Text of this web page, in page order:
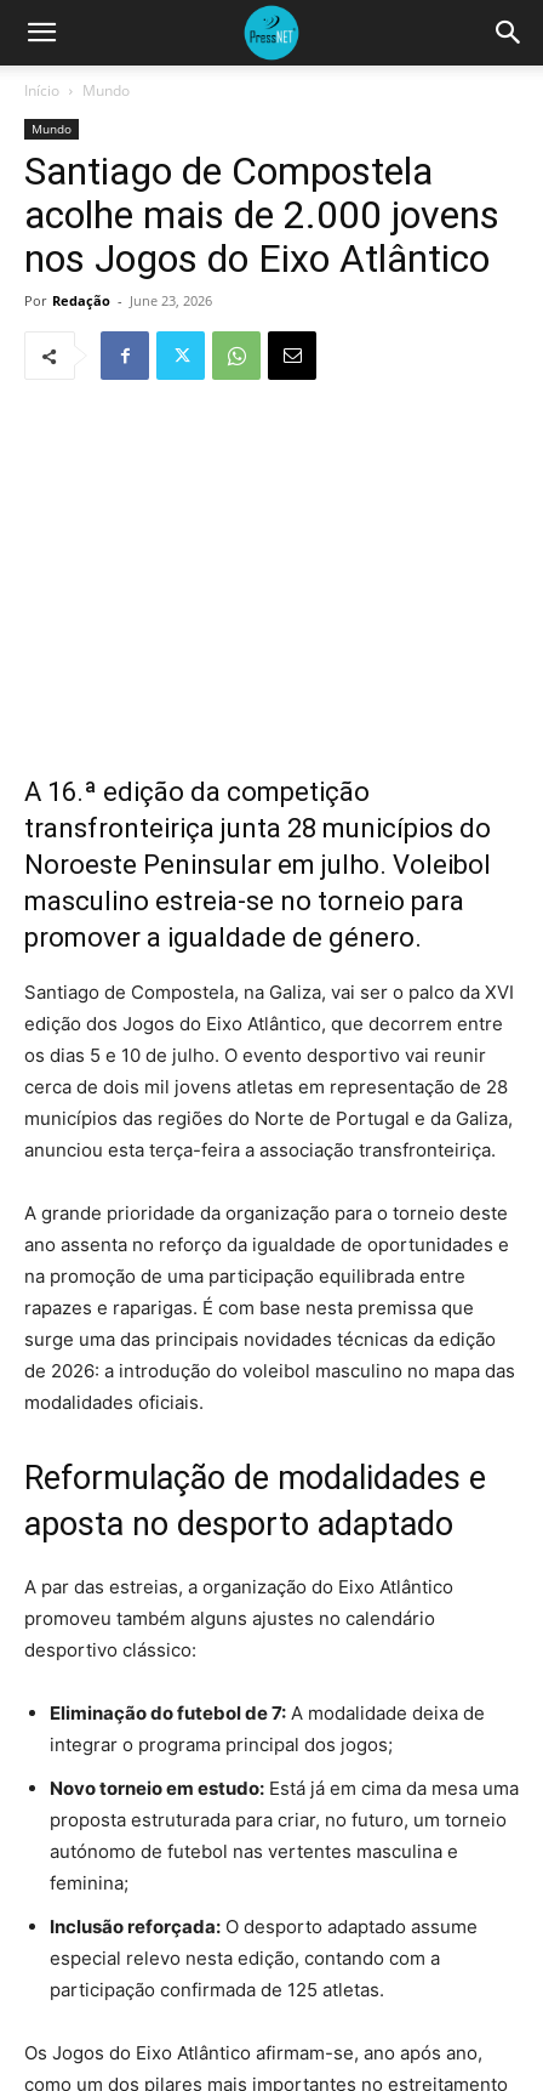
Início Mundo
Mundo
Santiago de Compostela
acolhe mais de 2.000 jovens
nos Jogos do Eixo Atlântico
Por Redação - June 23, 2026
A 16.ª edição da competição
transfronteiriça junta 28 municípios do
Noroeste Peninsular em julho. Voleibol
masculino estreia-se no torneio para
promover a igualdade de género.
Santiago de Compostela, na Galiza, vai ser o palco da XVI
edição dos Jogos do Eixo Atlântico, que decorrem entre
os dias 5 e 10 de julho. O evento desportivo vai reunir
cerca de dois mil jovens atletas em representação de 28
municípios das regiões do Norte de Portugal e da Galiza,
anunciou esta terça-feira a associação transfronteiriça.
A grande prioridade da organização para o torneio deste
ano assenta no reforço da igualdade de oportunidades e
na promoção de uma participação equilibrada entre
rapazes e raparigas. É com base nesta premissa que
surge uma das principais novidades técnicas da edição
de 2026: a introdução do voleibol masculino no mapa das
modalidades oficiais.
Reformulação de modalidades e
aposta no desporto adaptado
A par das estreias, a organização do Eixo Atlântico
promoveu também alguns ajustes no calendário
desportivo clássico:
Eliminação do futebol de 7: A modalidade deixa de
integrar o programa principal dos jogos;
Novo torneio em estudo: Está já em cima da mesa uma
proposta estruturada para criar, no futuro, um torneio
autónomo de futebol nas vertentes masculina e
feminina;
Inclusão reforçada: O desporto adaptado assume
especial relevo nesta edição, contando com a
participação confirmada de 125 atletas.
Os Jogos do Eixo Atlântico afirmam-se, ano após ano,
como um dos pilares mais importantes no estreitamento